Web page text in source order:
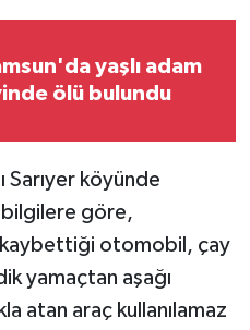
yaşlı adam
ölü bulundu
Sarıyer köyünde
göre,
otomobil, çay
yamaçtan aşağı
atan araç kullanılamaz